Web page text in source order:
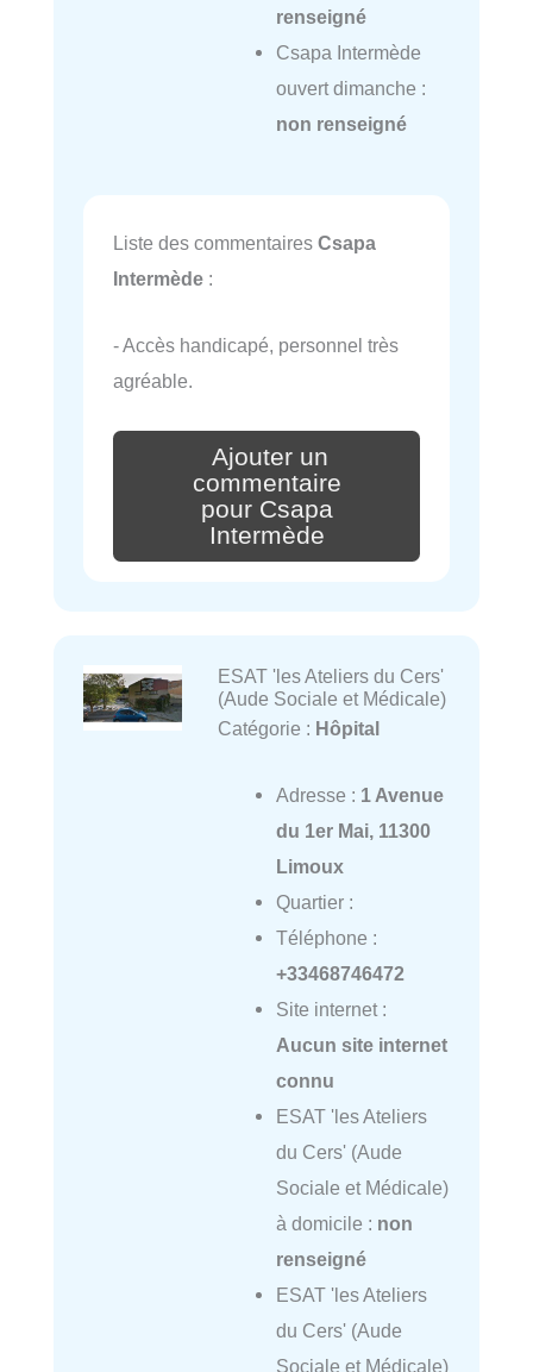
renseigné
Csapa Intermède
ouvert dimanche :
non renseigné
Liste des commentaires Csapa
Intermède :
- Accès handicapé, personnel très
agréable.
Ajouter un
commentaire
pour Csapa
Intermède
ESAT 'les Ateliers du Cers'
(Aude Sociale et Médicale)
Catégorie : Hôpital
Adresse : 1 Avenue
du 1er Mai, 11300
Limoux
Quartier :
Téléphone :
+33468746472
Site internet :
Aucun site internet
connu
ESAT 'les Ateliers
du Cers' (Aude
Sociale et Médicale)
à domicile : non
renseigné
ESAT 'les Ateliers
du Cers' (Aude
Sociale et Médicale)